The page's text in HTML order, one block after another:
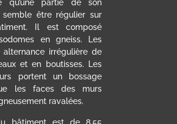
qu’une partie de son
semble être régulier sur
Il est composé
en gneiss. Les
alternance irrégulière de
et en boutisses. Les
portent un bossage
les faces des murs
ravalées.
bâtiment est de 8,55